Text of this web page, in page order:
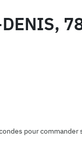
pour commander